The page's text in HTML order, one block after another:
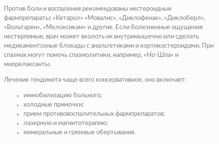
Против боли и воспаления рекомендованы нестероидные
фармпрепараты: «Кетарол» «Мовалис», «Диклофенак», «Диклоберл»,
«Вольтарен», «Мелоксикам» и другие. Если болезненные ощущения
нестерпимые, врач может вколоть их внутримышечно или сделать
медикаментозные блокады с анальгетиками и кортикостероидами. При
спазмах могут помочь спазмолитики, например, «Но-Шпа» и
миорелаксанты.
Лечение тендинита чаще всего консервативное, оно включает:
иммобилизацию больного;
холодные примочки;
прием противовоспалительных фармпрепаратов;
лазерную и магнитотерапию;
минеральные и грязевые обертывания.